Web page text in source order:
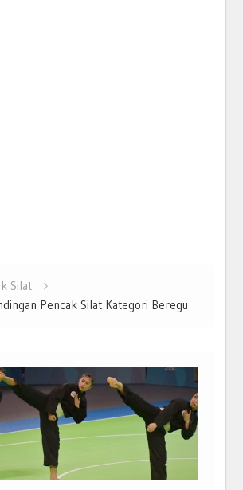
Silat
Pencak Silat Kategori Beregu